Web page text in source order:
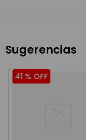
Sugerencias
41 % OFF